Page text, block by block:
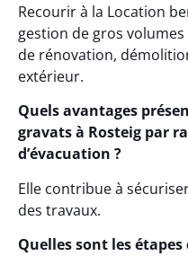
Recourir à la Location
gestion de gros
de rénovation,
extérieur.
Quels avantages
gravats à Rosteig par
d’évacuation ?
Elle contribue à
des travaux.
Quelles sont les